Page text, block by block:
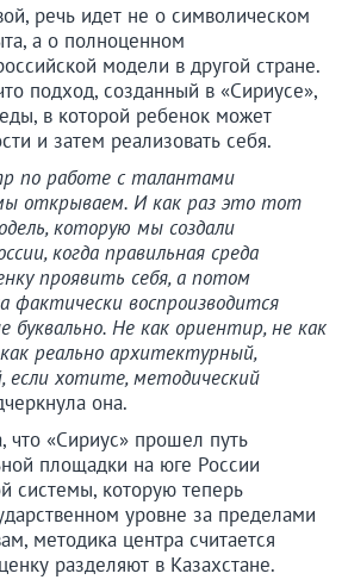
речь идет не о символическом
а о полноценном
модели в другой стране.
подход, созданный в «Сириусе»,
в которой ребенок может
и затем реализовать себя.
по работе с талантами
открываем. И как раз это тот
которую мы создали
когда правильная среда
проявить себя, а потом
фактически воспроизводится
буквально. Не как ориентир, не как
реально архитектурный,
если хотите, методический
она.
что «Сириус» прошел путь
площадки на юге России
системы, которую теперь
уровне за пределами
методика центра считается
разделяют в Казахстане.